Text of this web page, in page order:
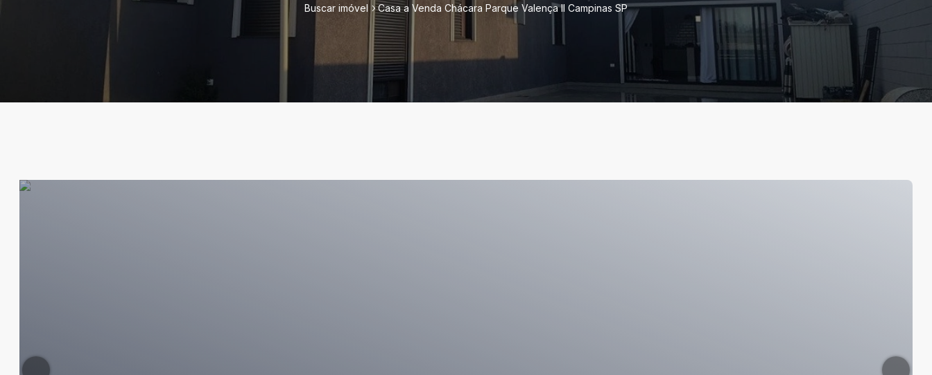
Buscar imóvel Casa a Venda Chácara Parque Valença II Campinas SP